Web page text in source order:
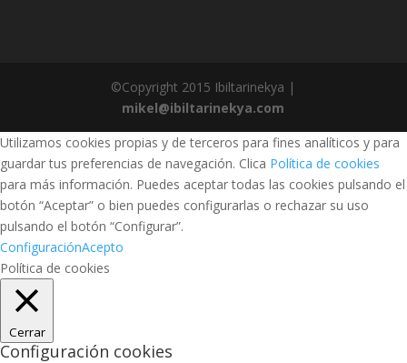
©Copyright 2015 Ibiltarinekya |
mikel@ibiltarinekya.com
Utilizamos cookies propias y de terceros para fines analíticos y para
guardar tus preferencias de navegación. Clica Política de cookies
para más información. Puedes aceptar todas las cookies pulsando el
botón “Aceptar” o bien puedes configurarlas o rechazar su uso
pulsando el botón “Configurar”.
ConfiguraciónAcepto
Política de cookies
Cerrar
Configuración cookies